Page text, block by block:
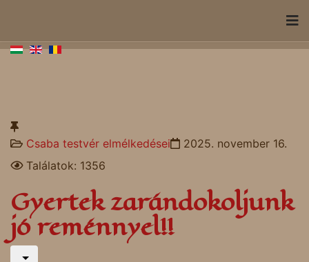
Csaba testvér elmélkedései
2025. november 16.
Találatok: 1356
Gyertek zarándokoljunk
jó reménnyel!!